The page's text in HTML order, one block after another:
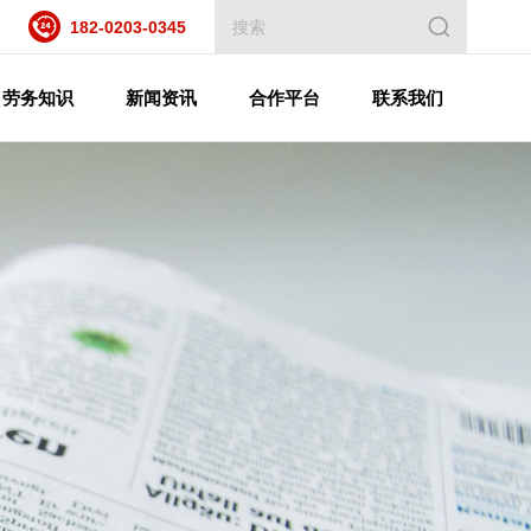
182-0203-0345
劳务知识 新闻资讯 合作平台 联系我们